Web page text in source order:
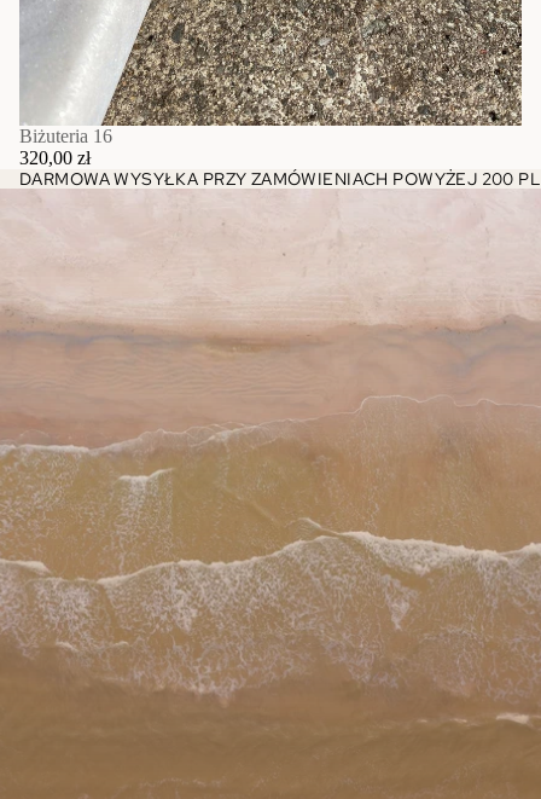
Biżuteria 16
320,00 zł
DARMOWA WYSYŁKA PRZY ZAMÓWIENIACH POWYŻEJ 200